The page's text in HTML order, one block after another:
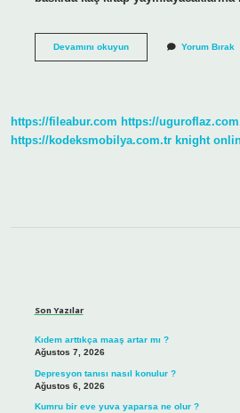
Devamını okuyun100
Yorum Bırak
https://fileabur.com https://
https://kodeksmobilya.com.tr knight
Son Yazılar
Kıdem arttıkça maaş artar mı ?
Ağustos 7, 2026
Depresyon tanısı nasıl konulur ?
Ağustos 6, 2026
Kumru bir eve yuva yaparsa ne olur ?